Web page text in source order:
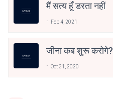
मैं सत्य हूँ डरता नहीं
Feb 4, 2021
जीना कब शुरू करोगे?
Oct 31, 2020